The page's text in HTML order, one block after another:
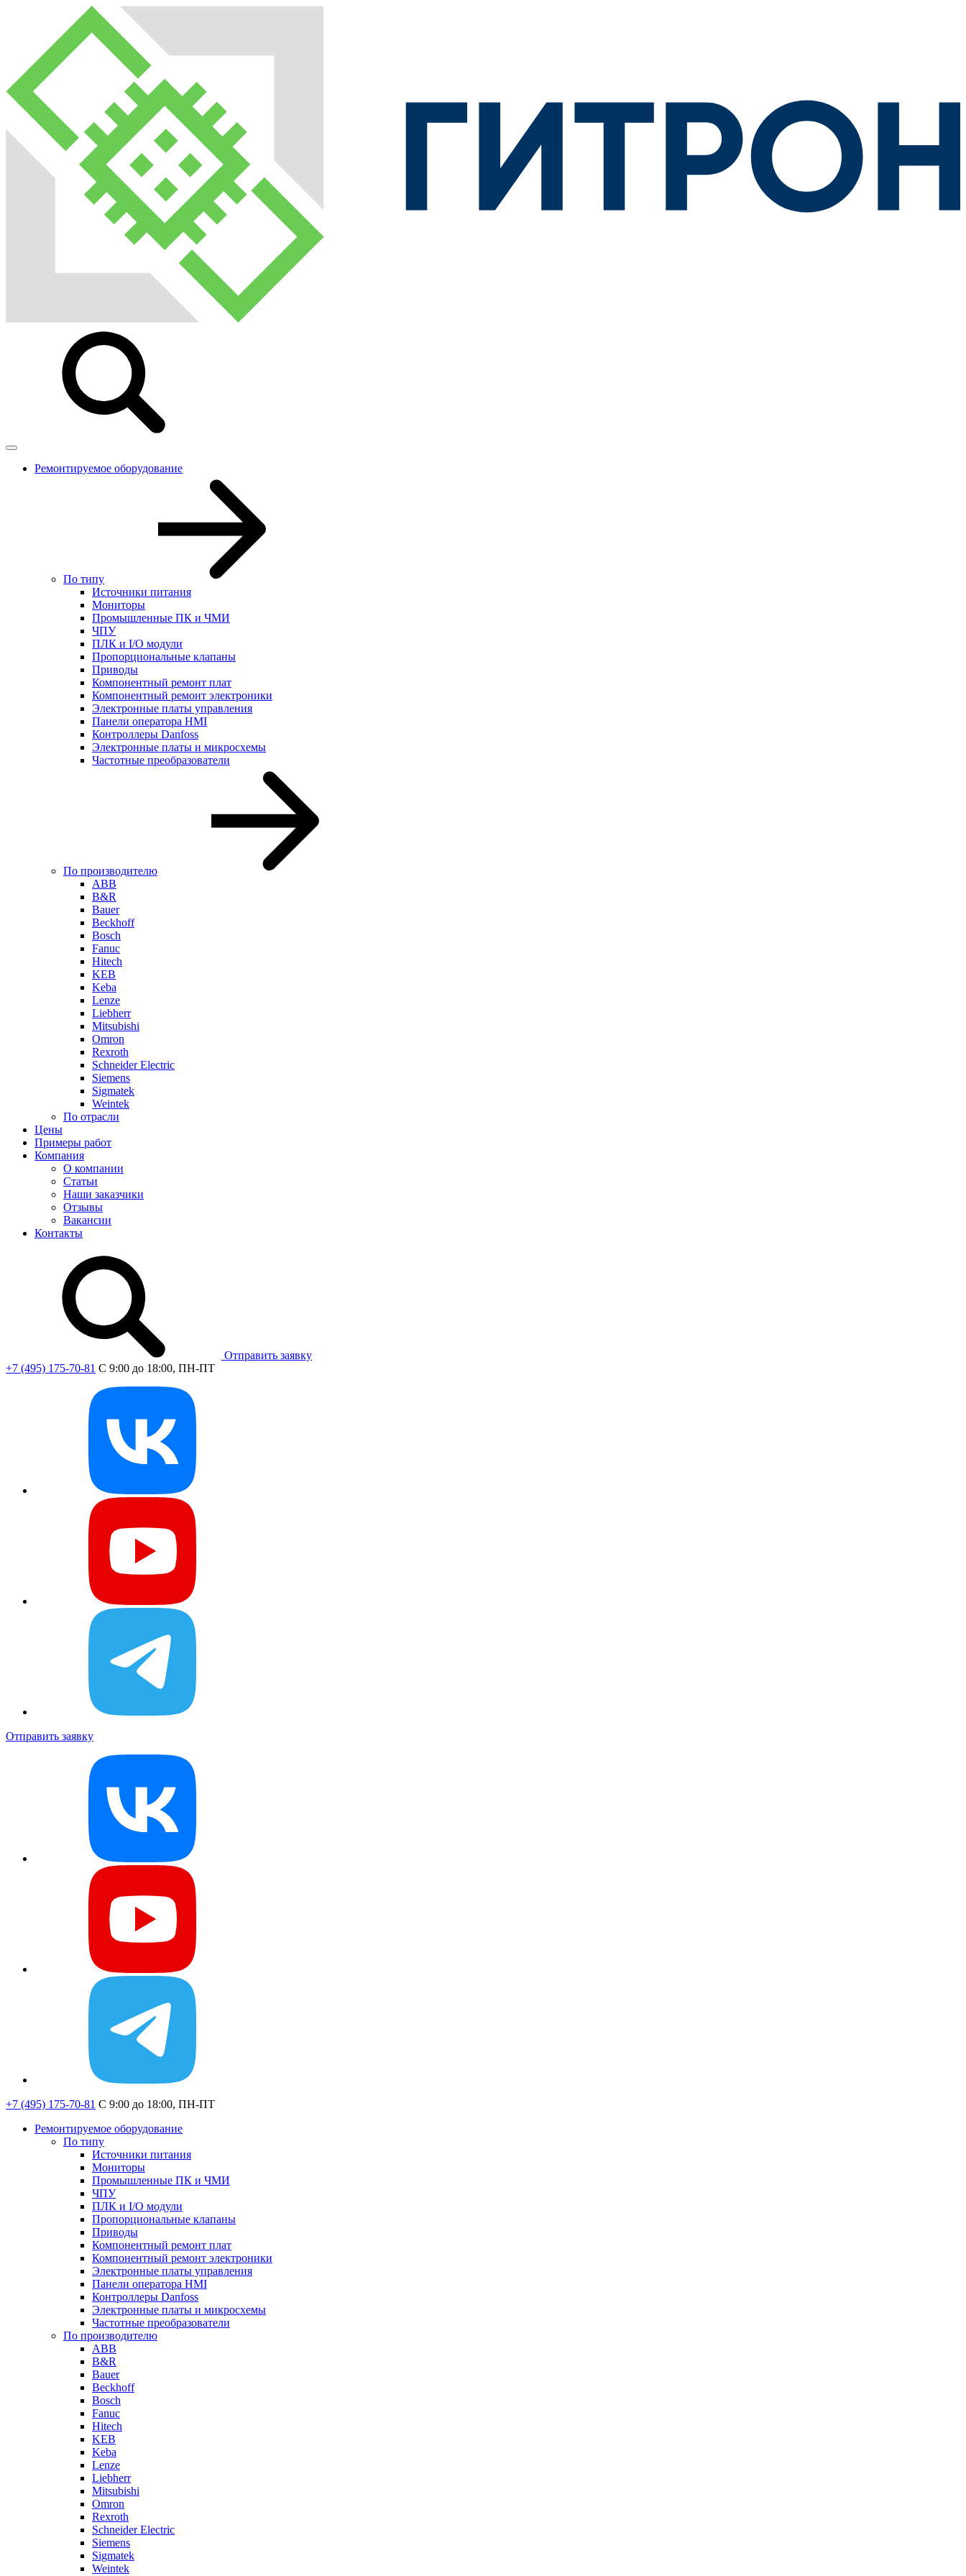
Ремонтируемое оборудование
По типу
Источники питания
Мониторы
Промышленные ПК и ЧМИ
ЧПУ
ПЛК и I/O модули
Пропорциональные клапаны
Приводы
Компонентный ремонт плат
Компонентный ремонт электроники
Электронные платы управления
Панели оператора HMI
Контроллеры Danfoss
Электронные платы и микросхемы
Частотные преобразователи
По производителю
ABB
B&R
Bauer
Beckhoff
Bosch
Fanuc
Hitech
KEB
Keba
Lenze
Liebherr
Mitsubishi
Omron
Rexroth
Schneider Electric
Siemens
Sigmatek
Weintek
По отрасли
Цены
Примеры работ
Компания
О компании
Статьи
Наши заказчики
Отзывы
Вакансии
Контакты
Отправить заявку
+7 (495) 175-70-81 C 9:00 до 18:00, ПН-ПТ
Отправить заявку
+7 (495) 175-70-81 C 9:00 до 18:00, ПН-ПТ
Ремонтируемое оборудование
По типу
Источники питания
Мониторы
Промышленные ПК и ЧМИ
ЧПУ
ПЛК и I/O модули
Пропорциональные клапаны
Приводы
Компонентный ремонт плат
Компонентный ремонт электроники
Электронные платы управления
Панели оператора HMI
Контроллеры Danfoss
Электронные платы и микросхемы
Частотные преобразователи
По производителю
ABB
B&R
Bauer
Beckhoff
Bosch
Fanuc
Hitech
KEB
Keba
Lenze
Liebherr
Mitsubishi
Omron
Rexroth
Schneider Electric
Siemens
Sigmatek
Weintek